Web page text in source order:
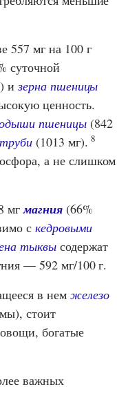
557 мг на 100 г
суточной
изерна пшеницы
ценность.
пшеницы(842
(1013 мг).8
а не слишком
мгмагния(66%
скедровыми
тыквысодержат
— 592 мг/100 г.
в нем железо
стоит
богатые
важных